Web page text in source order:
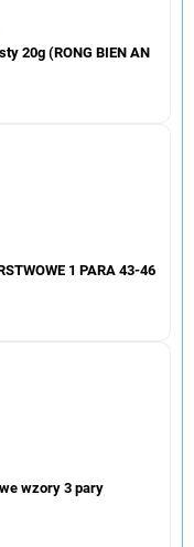
20g (RONG BIEN AN
1 PARA 43-46
wzory 3 pary